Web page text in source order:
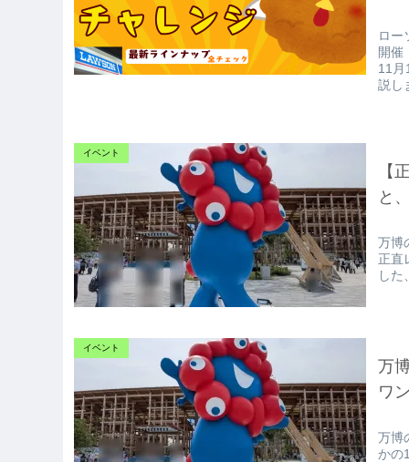
ロー
開催
11月
説し
イベント
【
と
万博
正直
した
イベント
万
ワ
万博
かの